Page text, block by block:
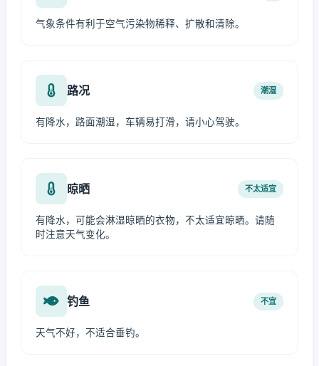
气象条件有利于空气污染物稀释、扩散和清除。
路况 潮湿
有降水，路面潮湿，车辆易打滑，请小心驾驶。
晾晒 不太适宜
有降水，可能会淋湿晾晒的衣物，不太适宜晾晒。请随
时注意天气变化。
钓鱼 不宜
天气不好，不适合垂钓。